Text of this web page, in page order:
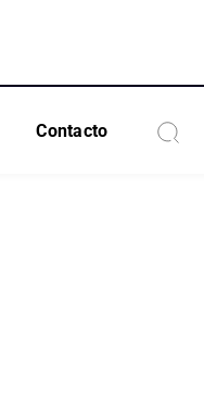
Contacto